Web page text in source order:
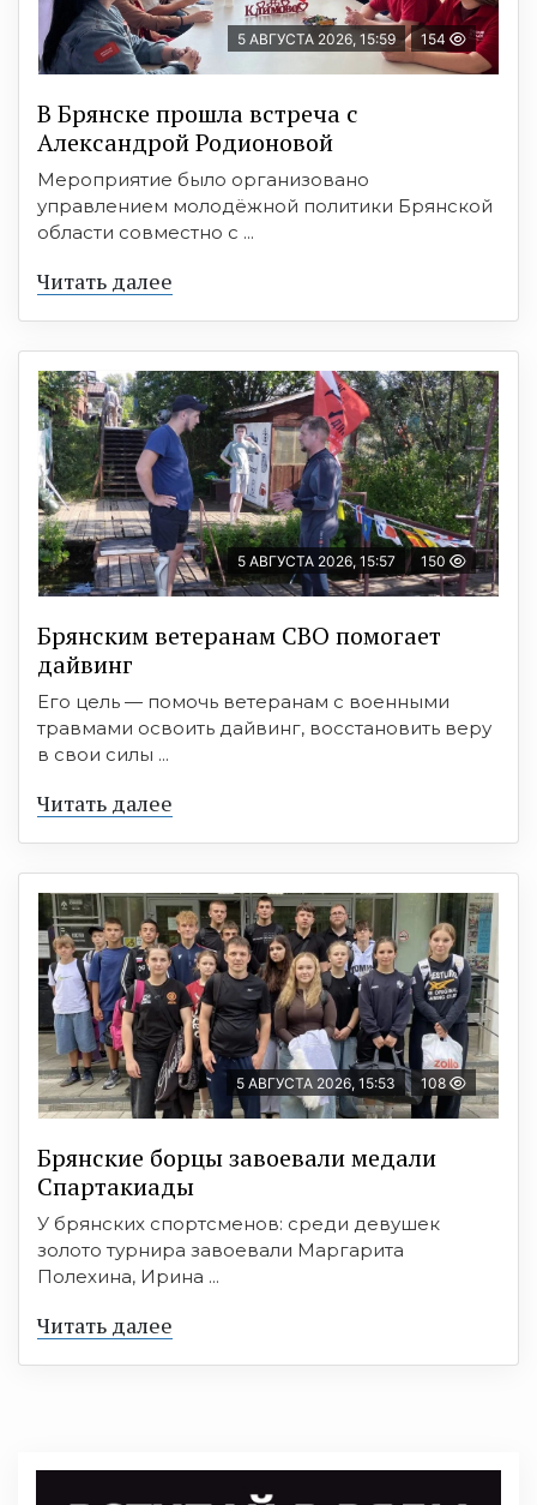
5 АВГУСТА 2026, 15:59 154
В Брянске прошла встреча с
Александрой Родионовой
Мероприятие было организовано
управлением молодёжной политики Брянской
области совместно с ...
Читать далее
5 АВГУСТА 2026, 15:57 150
Брянским ветеранам СВО помогает
дайвинг
Его цель — помочь ветеранам с военными
травмами освоить дайвинг, восстановить веру
в свои силы ...
Читать далее
5 АВГУСТА 2026, 15:53 108
Брянские борцы завоевали медали
Спартакиады
У брянских спортсменов: среди девушек
золото турнира завоевали Маргарита
Полехина, Ирина ...
Читать далее